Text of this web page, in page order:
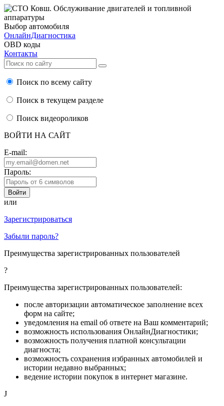
Выбор автомобиля
ОнлайнДиагностика
OBD коды
Контакты
Поиск по всему сайту
Поиск в текущем разделе
Поиск видеороликов
ВОЙТИ НА САЙТ
E-mail:
Пароль:
или
Зарегистрироваться
Забыли пароль?
Преимущества зарегистрированных пользователей
?
Преимущества зарегистрированных пользователей:
после авторизации автоматическое заполнение всех
форм на сайте;
уведомления на email об ответе на Ваш комментарий;
возможность использования ОнлайнДиагностики;
возможность получения платной консультации
диагноста;
возможность сохранения избранных автомобилей и
истории недавно выбранных;
ведение истории покупок в интернет магазине.
J